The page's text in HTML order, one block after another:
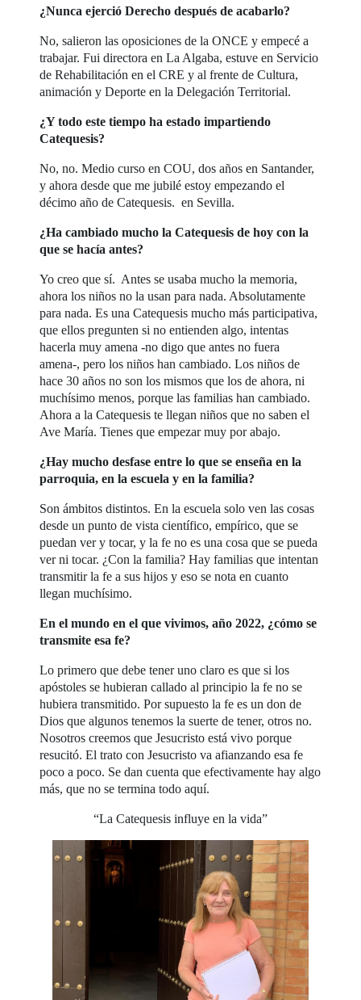
¿Nunca ejerció Derecho después de acabarlo?
No, salieron las oposiciones de la ONCE y empecé a
trabajar. Fui directora en La Algaba, estuve en Servicio
de Rehabilitación en el CRE y al frente de Cultura,
animación y Deporte en la Delegación Territorial.
¿Y todo este tiempo ha estado impartiendo
Catequesis?
No, no. Medio curso en COU, dos años en Santander,
y ahora desde que me jubilé estoy empezando el
décimo año de Catequesis. en Sevilla.
¿Ha cambiado mucho la Catequesis de hoy con la
que se hacía antes?
Yo creo que sí. Antes se usaba mucho la memoria,
ahora los niños no la usan para nada. Absolutamente
para nada. Es una Catequesis mucho más participativa,
que ellos pregunten si no entienden algo, intentas
hacerla muy amena -no digo que antes no fuera
amena-, pero los niños han cambiado. Los niños de
hace 30 años no son los mismos que los de ahora, ni
muchísimo menos, porque las familias han cambiado.
Ahora a la Catequesis te llegan niños que no saben el
Ave María. Tienes que empezar muy por abajo.
¿Hay mucho desfase entre lo que se enseña en la
parroquia, en la escuela y en la familia?
Son ámbitos distintos. En la escuela solo ven las cosas
desde un punto de vista científico, empírico, que se
puedan ver y tocar, y la fe no es una cosa que se pueda
ver ni tocar. ¿Con la familia? Hay familias que intentan
transmitir la fe a sus hijos y eso se nota en cuanto
llegan muchísimo.
En el mundo en el que vivimos, año 2022, ¿cómo se
transmite esa fe?
Lo primero que debe tener uno claro es que si los
apóstoles se hubieran callado al principio la fe no se
hubiera transmitido. Por supuesto la fe es un don de
Dios que algunos tenemos la suerte de tener, otros no.
Nosotros creemos que Jesucristo está vivo porque
resucitó. El trato con Jesucristo va afianzando esa fe
poco a poco. Se dan cuenta que efectivamente hay algo
más, que no se termina todo aquí.
“La Catequesis influye en la vida”